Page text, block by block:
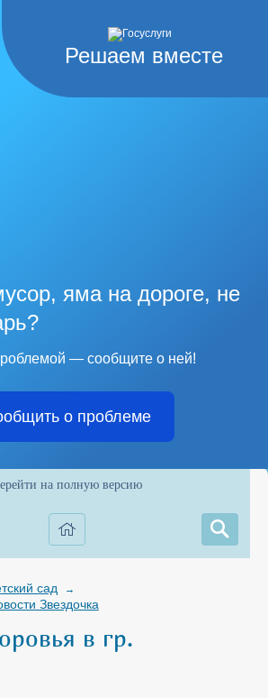
Решаем вместе
яма на дороге, не
— сообщите о ней!
о проблеме
на полную версию
сад →
Звездочка
в гр.